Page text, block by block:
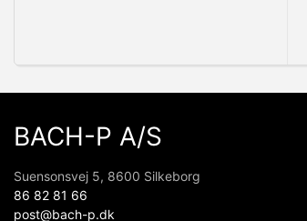
BACH-P A/S
Suensonsvej 5, 8600 Silkeborg
86 82 81 66
post@bach-p.dk